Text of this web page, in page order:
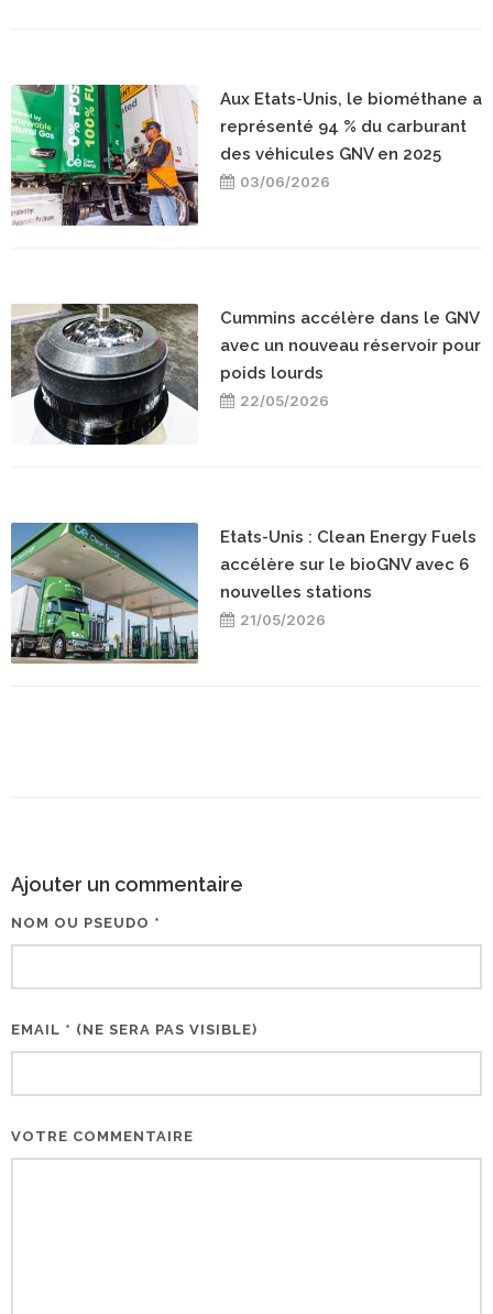
Aux Etats-Unis, le biométhane a
représenté 94 % du carburant
des véhicules GNV en 2025
03/06/2026
Cummins accélère dans le GNV
avec un nouveau réservoir pour
poids lourds
22/05/2026
Etats-Unis : Clean Energy Fuels
accélère sur le bioGNV avec 6
nouvelles stations
21/05/2026
Ajouter un commentaire
NOM OU PSEUDO *
EMAIL * (NE SERA PAS VISIBLE)
VOTRE COMMENTAIRE